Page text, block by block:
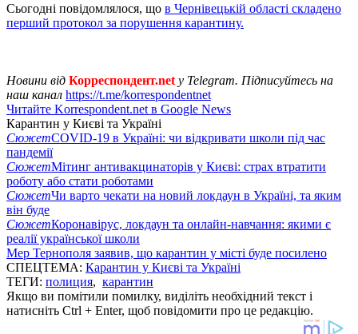
Сьогодні повідомлялося, що в Чернівецькій області складено
перший протокол за порушення карантину.
Новини від Корреспондент.net у Telegram. Підписуйтесь на
наш канал https://t.me/korrespondentnet
Читайте Korrespondent.net в Google News
Карантин у Києві та Україні
СюжетCOVID-19 в Україні: чи відкривати школи під час
пандемії
СюжетМітинг антивакцинаторів у Києві: страх втратити
роботу або стати роботами
СюжетЧи варто чекати на новий локдаун в Україні, та яким
він буде
СюжетКоронавірус, локдаун та онлайн-навчання: якими є
реалії української школи
Мер Тернополя заявив, що карантин у місті буде посилено
СПЕЦТЕМА: Карантин у Києві та Україні
ТЕГИ: полиция, карантин
Якщо ви помітили помилку, виділіть необхідний текст і
натисніть Ctrl + Enter, щоб повідомити про це редакцію.